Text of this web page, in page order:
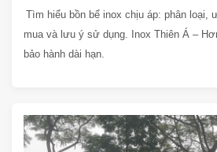
Tìm hiểu bồn bể inox chịu áp: phân loại,
mua và lưu ý sử dụng. Inox Thiên Á –
bảo hành dài hạn.